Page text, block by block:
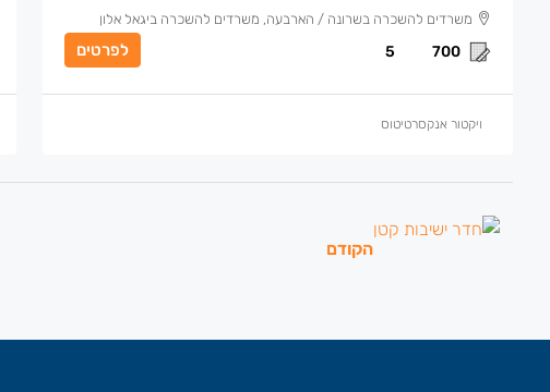
משרדים להשכרה בשרונה / הארבעה, משרדים להשכרה ביגאל אלון
700
5 לפרטים
ויקטור אנקסרטיטוס
הקודם